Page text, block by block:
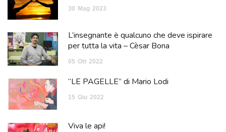
30 Mag 2023
L’insegnante è qualcuno che deve ispirare
per tutta la vita – Cèsar Bona
05 Ott 2022
“LE PAGELLE” di Mario Lodi
15 Giu 2022
Viva le api!